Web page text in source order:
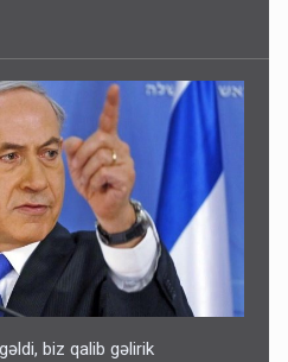
deport etdi
biz qalib gəlirik